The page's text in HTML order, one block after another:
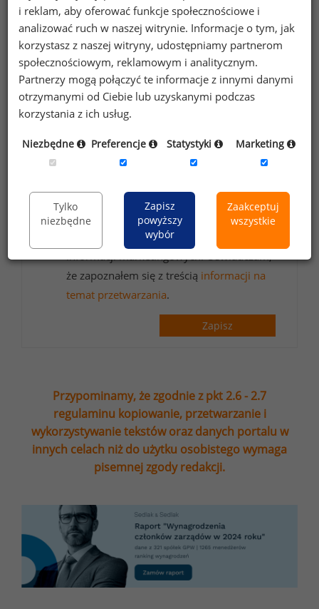
Chcesz na bieżąco śledzić najnowsze informacje o
wynagrodzeniach?
Zapisz się do newslettera!
Wyrażam zgodę na przetwarzanie moich
danych osobowych zawartych w
formularzu przez Sedlak
&Sedlak sp. z o.o.
newsletter’a portalu wynagrodzenia.pl.
Wyrażam zgodę na przesyłanie na podany
adres e-mail ofert handlowych oraz
informacji marketingowych. Oświadczam,
że zapoznałem się z treścią informacji na
temat przetwarzania.
Zapisz
Przypominamy, że zgodnie z pkt 2.6 - 2.7
regulaminu kopiowanie, przetwarzanie i
wykorzystywanie tekstów oraz danych portalu w
innych celach niż do użytku osobistego wymaga
pisemnej zgody redakcji.
i reklam, aby oferować funkcje społecznościowe i
analizować ruch w naszej witrynie. Informacje o tym, jak
korzystasz z naszej witryny, udostępniamy partnerom
społecznościowym, reklamowym i analitycznym.
Partnerzy mogą połączyć te informacje z innymi danymi
otrzymanymi od Ciebie lub uzyskanymi podczas
korzystania z ich usług.
Niezbędne Preferencje Statystyki Marketing
Tylko
niezbędne
Zapisz
powyższy
wybór
Zaakceptuj
wszystkie